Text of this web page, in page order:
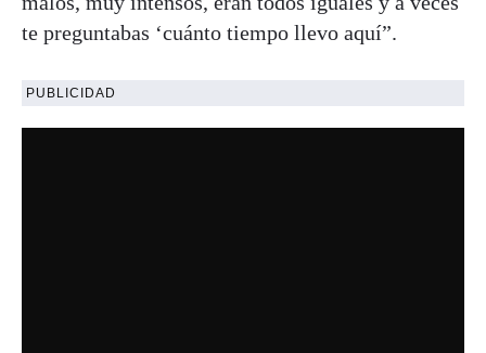
te preguntabas ‘cuánto tiempo llevo aquí”.
PUBLICIDAD